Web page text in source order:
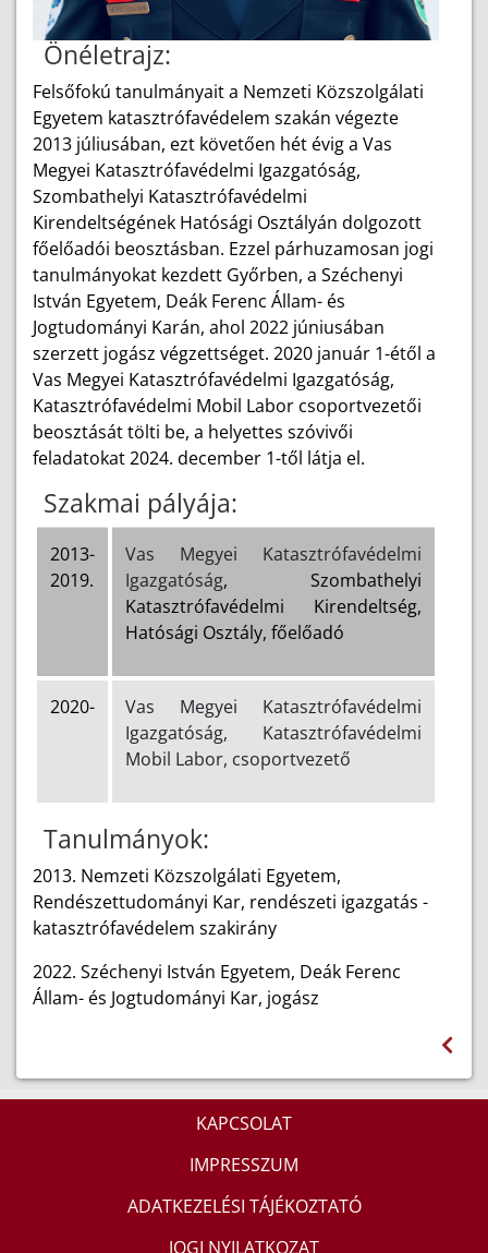
Önéletrajz:
Felsőfokú tanulmányait a Nemzeti Közszolgálati
Egyetem katasztrófavédelem szakán végezte
2013 júliusában, ezt követően hét évig a Vas
Megyei Katasztrófavédelmi Igazgatóság,
Szombathelyi Katasztrófavédelmi
Kirendeltségének Hatósági Osztályán dolgozott
főelőadói beosztásban. Ezzel párhuzamosan jogi
tanulmányokat kezdett Győrben, a Széchenyi
István Egyetem, Deák Ferenc Állam- és
Jogtudományi Karán, ahol 2022 júniusában
szerzett jogász végzettséget. 2020 január 1-étől a
Vas Megyei Katasztrófavédelmi Igazgatóság,
Katasztrófavédelmi Mobil Labor csoportvezetői
beosztását tölti be, a helyettes szóvivői
feladatokat 2024. december 1-től látja el.
Szakmai pályája:
2013-
2019.
Vas Megyei Katasztrófavédelmi
Igazgatóság, Szombathelyi
Katasztrófavédelmi Kirendeltség,
Hatósági Osztály, főelőadó
2020-
Vas Megyei Katasztrófavédelmi
Igazgatóság, Katasztrófavédelmi
Mobil Labor, csoportvezető
Tanulmányok:
2013. Nemzeti Közszolgálati Egyetem,
Rendészettudományi Kar, rendészeti igazgatás -
katasztrófavédelem szakirány
2022. Széchenyi István Egyetem, Deák Ferenc
Állam- és Jogtudományi Kar, jogász
KAPCSOLAT
IMPRESSZUM
ADATKEZELÉSI TÁJÉKOZTATÓ
JOGI NYILATKOZAT